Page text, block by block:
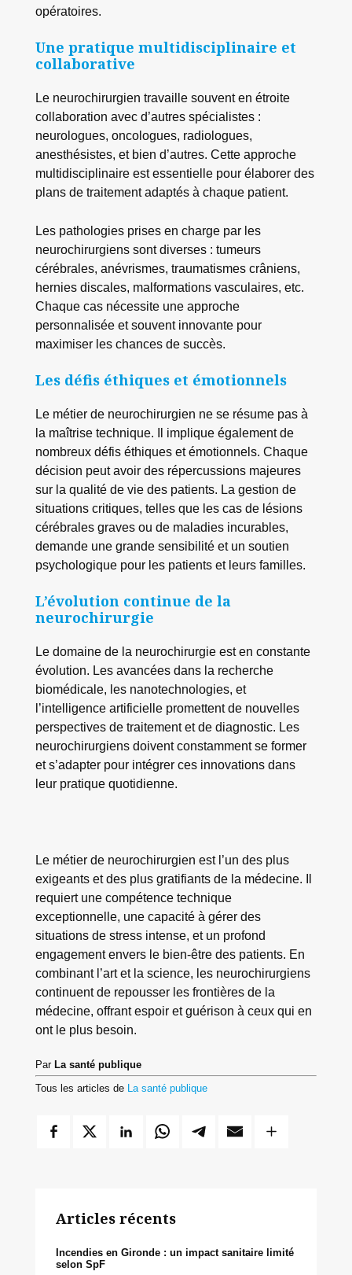
opératoires.
Une pratique multidisciplinaire et
collaborative
Le neurochirurgien travaille souvent en étroite
collaboration avec d’autres spécialistes :
neurologues, oncologues, radiologues,
anesthésistes, et bien d’autres. Cette approche
multidisciplinaire est essentielle pour élaborer des
plans de traitement adaptés à chaque patient.
Les pathologies prises en charge par les
neurochirurgiens sont diverses : tumeurs
cérébrales, anévrismes, traumatismes crâniens,
hernies discales, malformations vasculaires, etc.
Chaque cas nécessite une approche
personnalisée et souvent innovante pour
maximiser les chances de succès.
Les défis éthiques et émotionnels
Le métier de neurochirurgien ne se résume pas à
la maîtrise technique. Il implique également de
nombreux défis éthiques et émotionnels. Chaque
décision peut avoir des répercussions majeures
sur la qualité de vie des patients. La gestion de
situations critiques, telles que les cas de lésions
cérébrales graves ou de maladies incurables,
demande une grande sensibilité et un soutien
psychologique pour les patients et leurs familles.
L’évolution continue de la
neurochirurgie
Le domaine de la neurochirurgie est en constante
évolution. Les avancées dans la recherche
biomédicale, les nanotechnologies, et
l’intelligence artificielle promettent de nouvelles
perspectives de traitement et de diagnostic. Les
neurochirurgiens doivent constamment se former
et s’adapter pour intégrer ces innovations dans
leur pratique quotidienne.
Le métier de neurochirurgien est l’un des plus
exigeants et des plus gratifiants de la médecine. Il
requiert une compétence technique
exceptionnelle, une capacité à gérer des
situations de stress intense, et un profond
engagement envers le bien-être des patients. En
combinant l’art et la science, les neurochirurgiens
continuent de repousser les frontières de la
médecine, offrant espoir et guérison à ceux qui en
ont le plus besoin.
Par La santé publique
Tous les articles de La santé publique
Articles récents
Incendies en Gironde : un impact sanitaire limité
selon SpF